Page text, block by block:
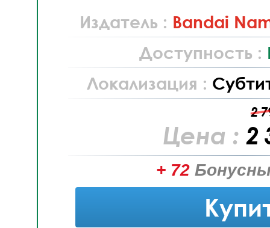
Издатель : Bandai
Доступность :
Локализация :
2
Цена : 2
+ 72